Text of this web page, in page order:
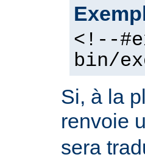
<!--
bin/
Si, à la
renvoie
sera